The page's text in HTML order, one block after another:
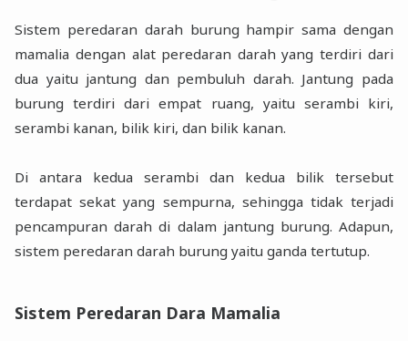
Sistem peredaran darah burung hampir sama dengan
mamalia dengan alat peredaran darah yang terdiri dari
dua yaitu jantung dan pembuluh darah. Jantung pada
burung terdiri dari empat ruang, yaitu serambi kiri,
serambi kanan, bilik kiri, dan bilik kanan.
Di antara kedua serambi dan kedua bilik tersebut
terdapat sekat yang sempurna, sehingga tidak terjadi
pencampuran darah di dalam jantung burung. Adapun,
sistem peredaran darah burung yaitu ganda tertutup.
Sistem Peredaran Dara Mamalia